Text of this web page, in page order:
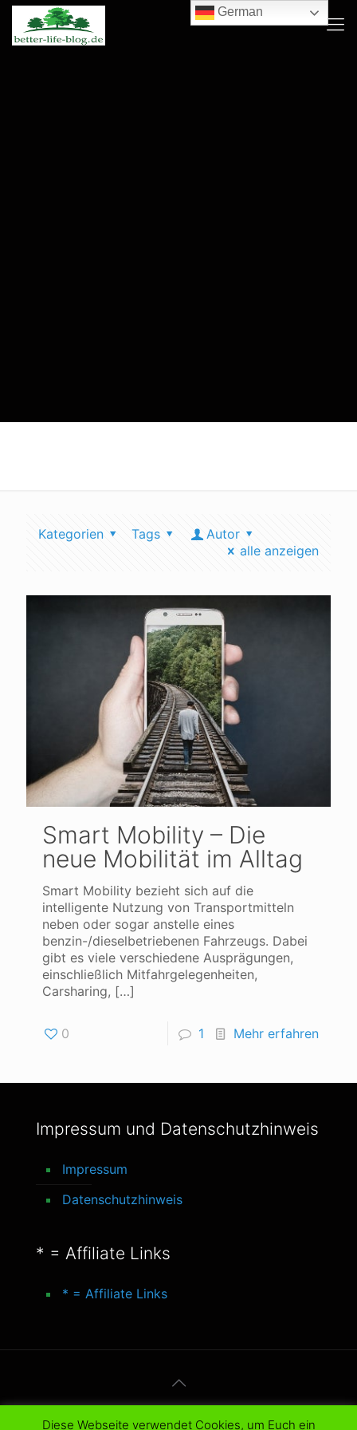
Kategorien Tags
Autor
alle anzeigen
Smart Mobility – Die
neue Mobilität im Alltag
Smart Mobility bezieht sich auf die
intelligente Nutzung von Transportmitteln
neben oder sogar anstelle eines
benzin-/dieselbetriebenen Fahrzeugs. Dabei
gibt es viele verschiedene Ausprägungen,
einschließlich Mitfahrgelegenheiten,
Carsharing, […]
0 1 Mehr erfahren
Impressum und Datenschutzhinweis
Impressum
Datenschutzhinweis
* = Affiliate Links
* = Affiliate Links
© 2016-2025 better-life-blog. All Rights
Diese Webseite verwendet Cookies, um Euch ein
German